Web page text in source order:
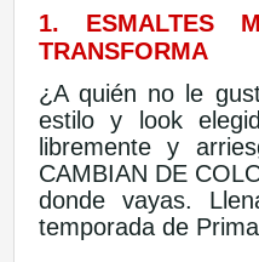
1. ESMALTES
TRANSFORMA
¿A quién no le
estilo y look
libremente y
CAMBIAN DE
donde vayas.
temporada de